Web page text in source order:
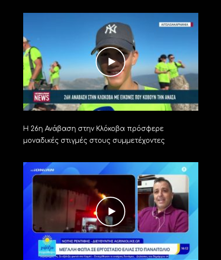
Η 26η Ανάβαση στην Κλόκοβα πρόσφερε
μοναδικές στιγμές στους συμμετέχοντες